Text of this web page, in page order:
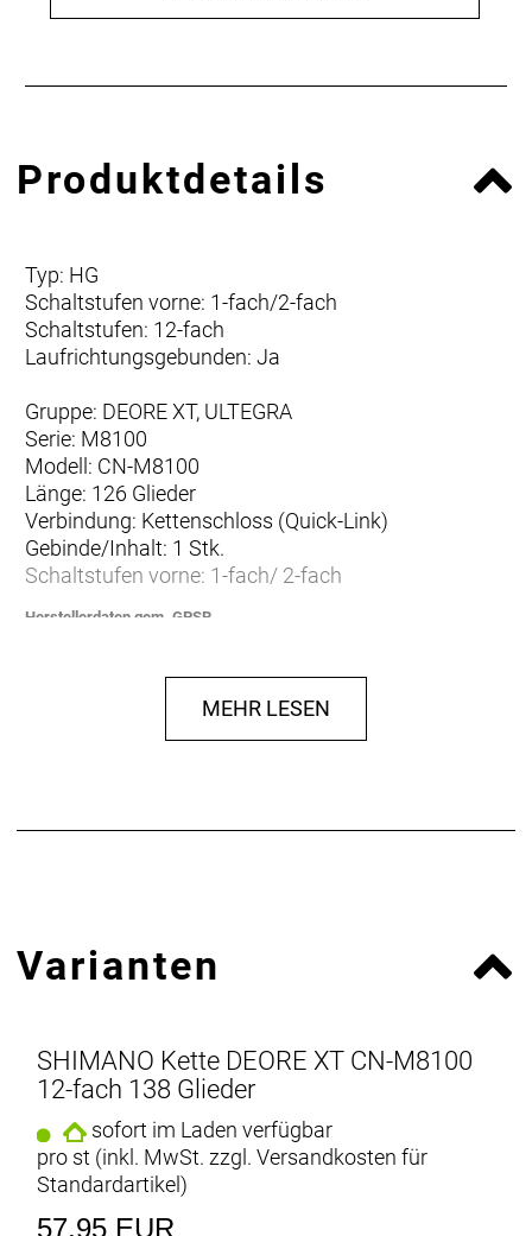
Produktdetails
Typ: HG
Schaltstufen vorne: 1-fach/2-fach
Schaltstufen: 12-fach
Laufrichtungsgebunden: Ja
Gruppe: DEORE XT, ULTEGRA
Serie: M8100
Modell: CN-M8100
Länge: 126 Glieder
Verbindung: Kettenschloss (Quick-Link)
Gebinde/Inhalt: 1 Stk.
Schaltstufen vorne: 1-fach/ 2-fach
Herstellerdaten gem. GPSR
MEHR LESEN
Varianten
SHIMANO Kette DEORE XT CN-M8100
12-fach 138 Glieder
sofort im Laden verfügbar
pro st (inkl. MwSt. zzgl. Versandkosten für
Standardartikel)
57,95 EUR